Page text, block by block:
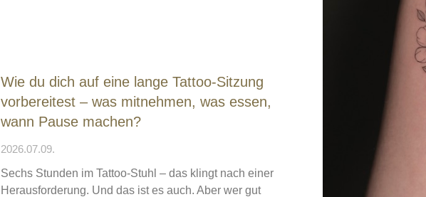
Wie du dich auf eine lange Tattoo-Sitzung
vorbereitest – was mitnehmen, was essen,
wann Pause machen?
2026.07.09.
Sechs Stunden im Tattoo-Stuhl – das klingt nach einer
Herausforderung. Und das ist es auch. Aber wer gut